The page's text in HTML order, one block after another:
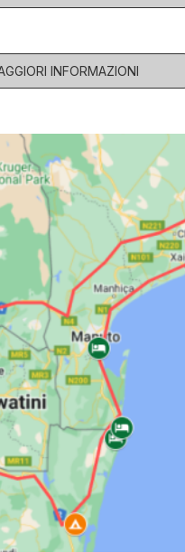
INFORMAZIONI